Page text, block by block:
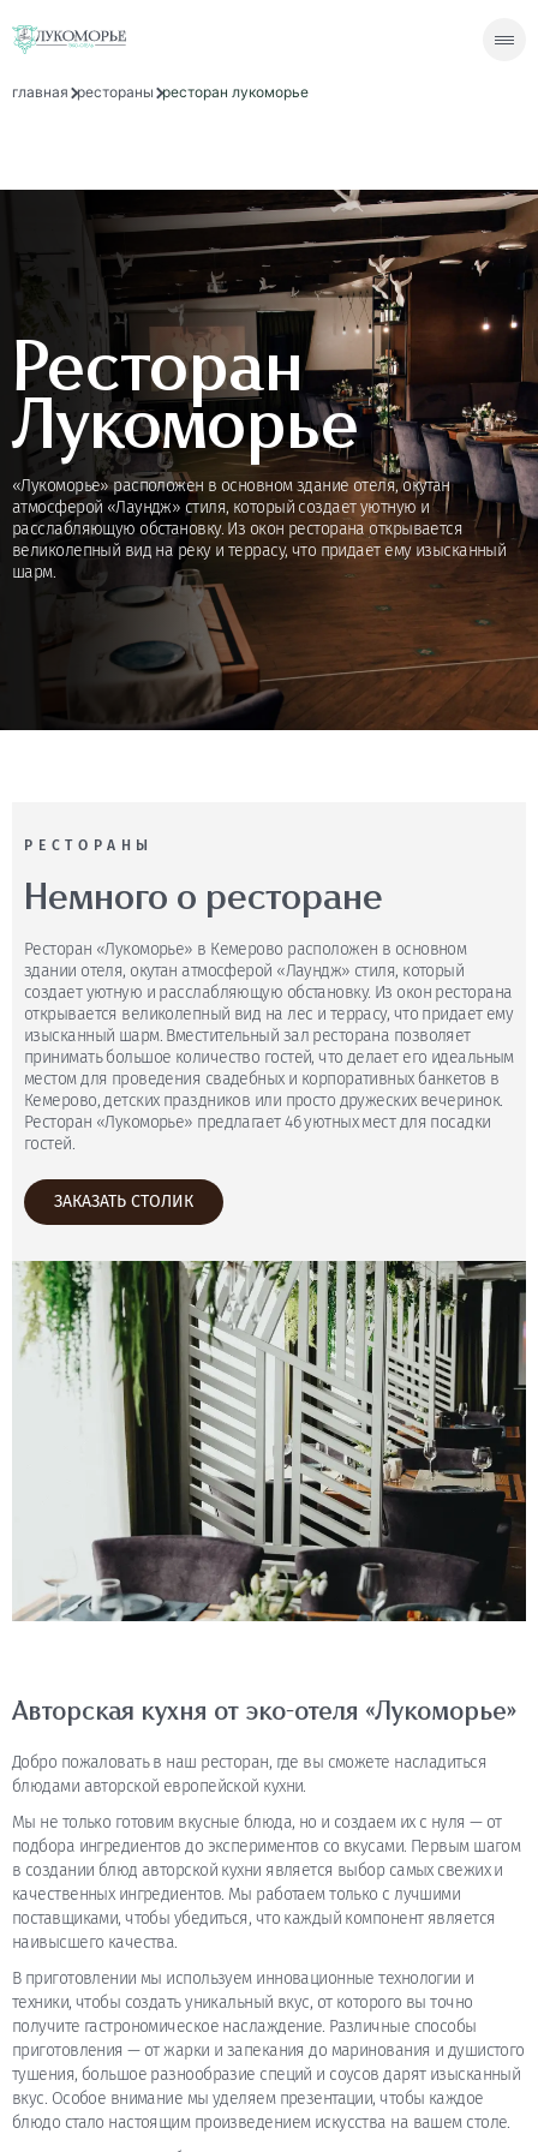
главная рестораны ресторан лукоморье
Ресторан
Лукоморье
«Лукоморье» расположен в основном здание отеля, окутан
атмосферой «Лаундж» стиля, который создает уютную и
расслабляющую обстановку. Из окон ресторана открывается
великолепный вид на реку и террасу, что придает ему изысканный
шарм.
РЕСТОРАНЫ
Немного о ресторане
Ресторан «Лукоморье» в Кемерово расположен в основном
здании отеля, окутан атмосферой «Лаундж» стиля, который
создает уютную и расслабляющую обстановку. Из окон ресторана
открывается великолепный вид на лес и террасу, что придает ему
изысканный шарм. Вместительный зал ресторана позволяет
принимать большое количество гостей, что делает его идеальным
местом для проведения свадебных и корпоративных банкетов в
Кемерово, детских праздников или просто дружеских вечеринок.
Ресторан «Лукоморье» предлагает 46 уютных мест для посадки
гостей.
ЗАКАЗАТЬ СТОЛИК
Авторская кухня от эко-отеля «Лукоморье»
Добро пожаловать в наш ресторан, где вы сможете насладиться
блюдами авторской европейской кухни.
Мы не только готовим вкусные блюда, но и создаем их с нуля — от
подбора ингредиентов до экспериментов со вкусами. Первым шагом
в создании блюд авторской кухни является выбор самых свежих и
качественных ингредиентов. Мы работаем только с лучшими
поставщиками, чтобы убедиться, что каждый компонент является
наивысшего качества.
В приготовлении мы используем инновационные технологии и
техники, чтобы создать уникальный вкус, от которого вы точно
получите гастрономическое наслаждение. Различные способы
приготовления — от жарки и запекания до маринования и душистого
тушения, большое разнообразие специй и соусов дарят изысканный
вкус. Особое внимание мы уделяем презентации, чтобы каждое
блюдо стало настоящим произведением искусства на вашем столе.